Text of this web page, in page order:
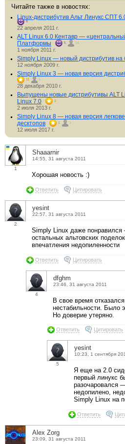
Читайте также в новостях:
Linux-дистрибутив Альт Линукс СПТ
8
22 апреля 2011 г.
ALT Linux 6.0 Кентавр —
Платформы
5 14
1 ноября 2011 г.
Simply Linux — новый дистрибутив на
12 ноября 2009 г.
Simply Linux 3 — новая версия
11 1
28 декабря 2010 г.
Выпущены новые дистрибутивы ALT
Linux 7.0
1
2 июля 2013 г.
Simply Linux 8 — новая версия
десктопов
1 1
12 июля 2017 г.
1
Shaaarnir
14:55, 31 августа 2011
Хорошая новость :)
Ответить Цитировать
2
yesint
22:57, 31 августа 2011
Simply Linux даже
остальных альтовских
впечатления недопиленности
Ответить Цитировать
4
dfghm
23:46, 31 августа 2011
В свое время
нестабильности. Было
Но доверие утеряно.
Ответить Цитировать
5
yesint
10:23, 1 сентября
Я еще на 2.0
первый линукс
разочаровался
недопилено,
Simply Linux на
Ответить
Alex Zorg
23:09, 31 августа 2011